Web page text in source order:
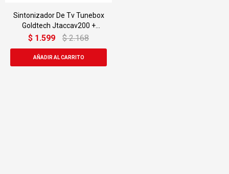
Sintonizador De Tv Tunebox
Goldtech Jtaccav200 +
Antena
$ 1.599 $ 2.168